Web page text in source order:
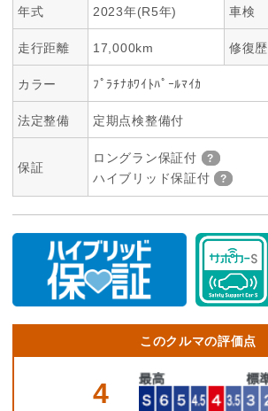
年式 2023年(R5年) 車検
走行距離 17,000km 修復歴
カラー ﾌﾟﾗﾁﾅﾎﾜｲﾄﾊﾟｰﾙﾏｲｶ
法定整備 定期点検整備付
保証
ロングラン保証付
ハイブリッド保証付
このクルマの評価点
4